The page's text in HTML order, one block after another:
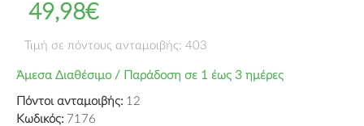
Άμεσα Διαθέσιμο / Παράδοση σε 1 έως 3 ημέρες
Πόντοι ανταμοιβής: 12
Κωδικός: 7176
49,98€
Τιμή σε πόντους ανταμοιβής: 403